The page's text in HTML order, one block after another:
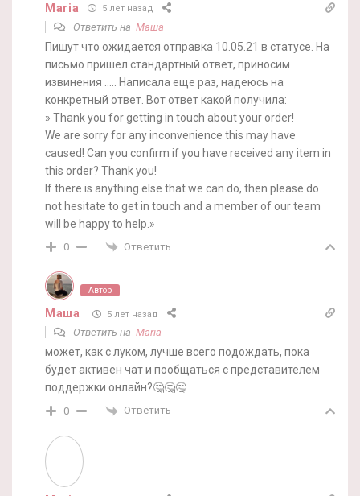
Maria 5 лет назад
Ответить на Маша
Пишут что ожидается отправка 10.05.21 в статусе. На
письмо пришел стандартный ответ, приносим
извинения ….. Написала еще раз, надеюсь на
конкретный ответ. Вот ответ какой получила:
» Thank you for getting in touch about your order!
We are sorry for any inconvenience this may have
caused! Can you confirm if you have received any item in
this order? Thank you!
If there is anything else that we can do, then please do
not hesitate to get in touch and a member of our team
will be happy to help.»
0 Ответить
Автор
Маша 5 лет назад
Ответить на Maria
может, как с луком, лучше всего подождать, пока
будет активен чат и пообщаться с представителем
поддержки онлайн?🤔🤔🤔
0 Ответить